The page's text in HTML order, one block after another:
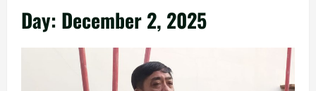
Day: December 2, 2025